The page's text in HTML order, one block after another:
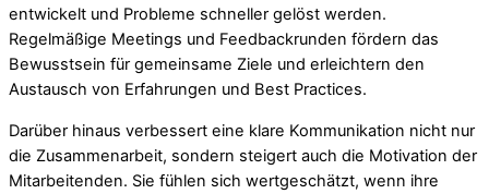
entwickelt und Probleme schneller gelöst werden.
Regelmäßige Meetings und Feedbackrunden fördern das
Bewusstsein für gemeinsame Ziele und erleichtern den
Austausch von Erfahrungen und Best Practices.
Darüber hinaus verbessert eine klare Kommunikation nicht nur
die Zusammenarbeit, sondern steigert auch die Motivation der
Mitarbeitenden. Sie fühlen sich wertgeschätzt, wenn ihre